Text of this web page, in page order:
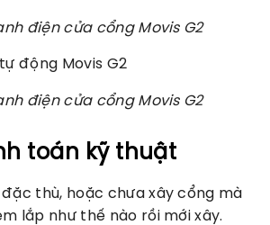
điện cửa cổng Movis G2
điện cửa cổng Movis G2
toán kỹ thuật
đặc thù, hoặc chưa xây cổng mà
lắp như thế nào rồi mới xây.